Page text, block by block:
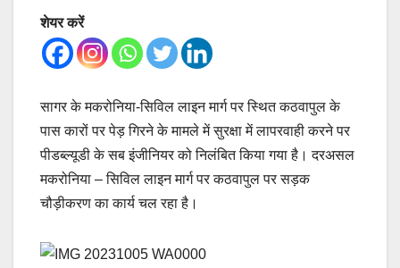
शेयर करें
सागर के मकरोनिया-सिविल लाइन मार्ग पर स्थित कठवापुल के
पास कारों पर पेड़ गिरने के मामले में सुरक्षा में लापरवाही करने पर
पीडब्ल्यूडी के सब इंजीनियर को निलंबित किया गया है। दरअसल
मकरोनिया – सिविल लाइन मार्ग पर कठवापुल पर सड़क
चौड़ीकरण का कार्य चल रहा है।